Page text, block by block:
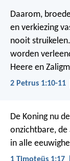
Daarom,
en verkiezing
nooit
worden
Heere en
2 Petrus 1:10-11
De Koning nu
onzichtbare, de
in alle
1 Timoteüs 1:17